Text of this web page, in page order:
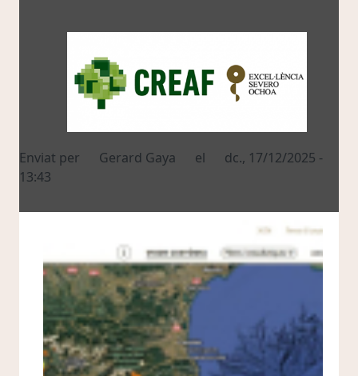
Enviat per Gerard Gaya el
dc., 17/12/2025 -
13:43